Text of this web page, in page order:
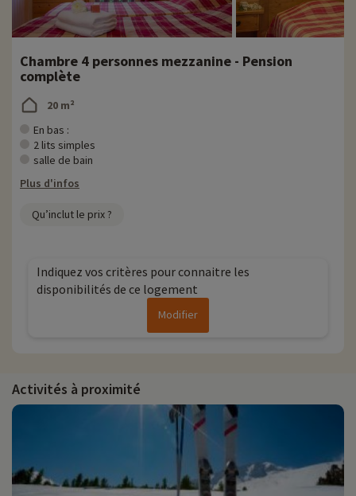
Chambre 4 personnes mezzanine - Pension
complète
20 m²
En bas :
2 lits simples
salle de bain
Plus d'infos
Qu’inclut le prix ?
Indiquez vos critères pour connaitre les
disponibilités de ce logement
Modifier
Activités à proximité